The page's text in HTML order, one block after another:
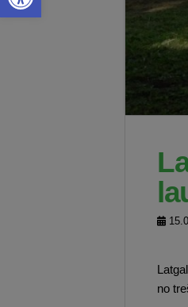
no